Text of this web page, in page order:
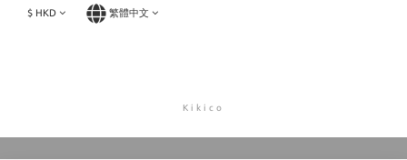
$ HKD 繁體中文
Kikico